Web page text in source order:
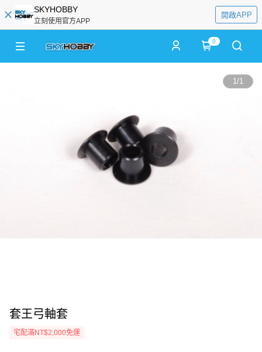
SKYHOBBY
立刻使用官方APP
開啟APP
0
1/1
套王弓軸套
宅配滿NT$2,000免運